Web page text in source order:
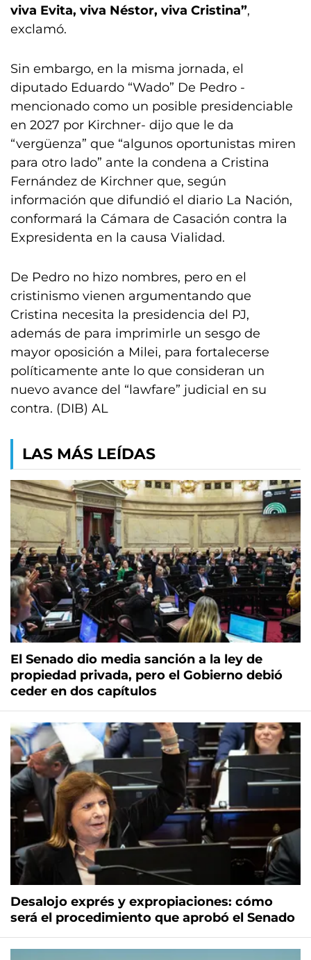
viva Evita, viva Néstor, viva Cristina”,
exclamó.
Sin embargo, en la misma jornada, el
diputado Eduardo “Wado” De Pedro -
mencionado como un posible presidenciable
en 2027 por Kirchner- dijo que le da
“vergüenza” que “algunos oportunistas miren
para otro lado” ante la condena a Cristina
Fernández de Kirchner que, según
información que difundió el diario La Nación,
conformará la Cámara de Casación contra la
Expresidenta en la causa Vialidad.
De Pedro no hizo nombres, pero en el
cristinismo vienen argumentando que
Cristina necesita la presidencia del PJ,
además de para imprimirle un sesgo de
mayor oposición a Milei, para fortalecerse
políticamente ante lo que consideran un
nuevo avance del “lawfare” judicial en su
contra. (DIB) AL
LAS MÁS LEÍDAS
El Senado dio media sanción a la ley de
propiedad privada, pero el Gobierno debió
ceder en dos capítulos
Desalojo exprés y expropiaciones: cómo
será el procedimiento que aprobó el Senado